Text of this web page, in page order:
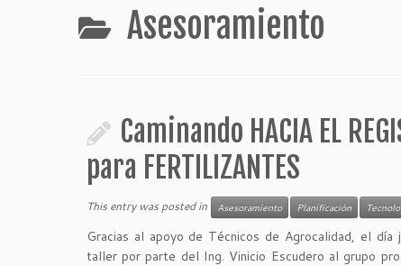
Asesoramiento
Caminando HACIA EL
para FERTILIZANTES
This entry was posted in Asesoramiento Planificación
Gracias al apoyo de Técnicos de Agrocalidad, el
taller por parte del Ing. Vinicio Escudero al grupo